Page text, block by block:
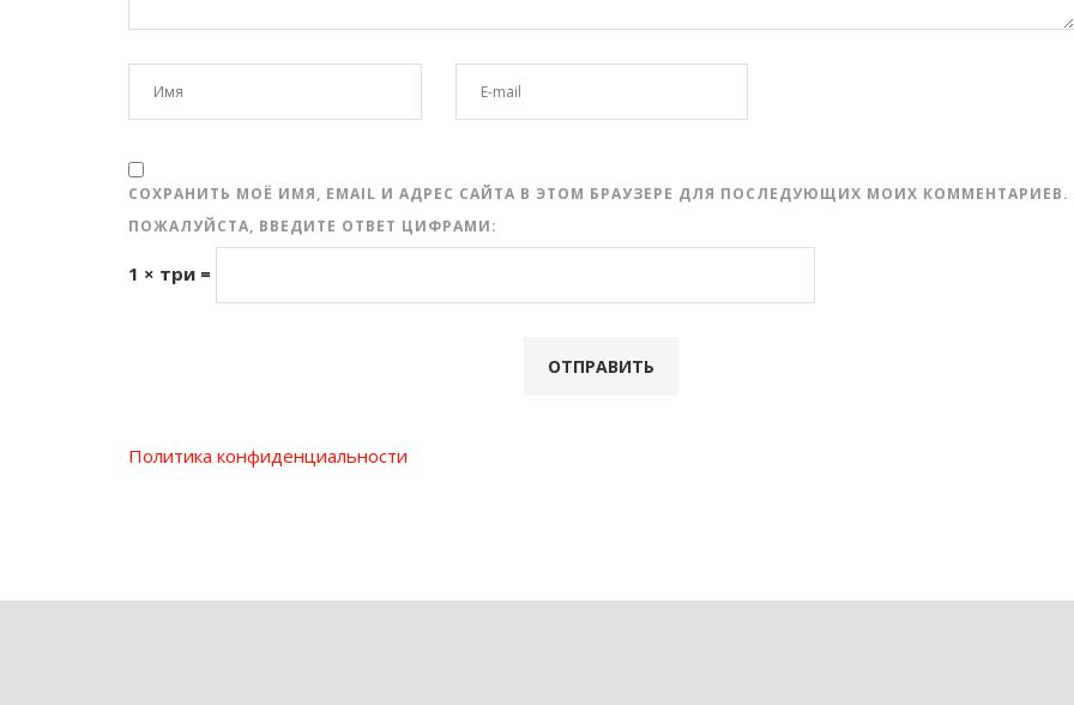
СОХРАНИТЬ МОЁ ИМЯ, EMAIL И АДРЕС САЙТА В ЭТОМ БРАУЗЕРЕ ДЛЯ ПОСЛЕДУЮЩИХ МОИХ КОММЕНТАРИЕВ.
ПОЖАЛУЙСТА, ВВЕДИТЕ ОТВЕТ ЦИФРАМИ:
1 × три =
Политика конфиденциальности